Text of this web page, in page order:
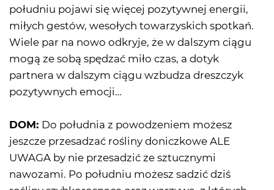
południu pojawi się więcej pozytywnej energii,
miłych gestów, wesołych towarzyskich spotkań.
Wiele par na nowo odkryje, że w dalszym ciągu
mogą ze sobą spędzać miło czas, a dotyk
partnera w dalszym ciągu wzbudza dreszczyk
pozytywnych emocji…
DOM: Do południa z powodzeniem możesz
jeszcze przesadzać rośliny doniczkowe ALE
UWAGA by nie przesadzić ze sztucznymi
nawozami. Po południu możesz sadzić dziś